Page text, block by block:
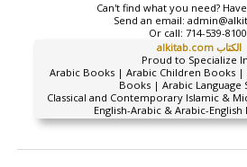
Can't find what you need?
Send an email:
Or call: 714-539-
alkitab.com الكتاب
Proud to Specialize
Arabic Books | Arabic Children Books |
Books | Arabic Language
Classical and Contemporary Islamic &
English-Arabic & Arabic-